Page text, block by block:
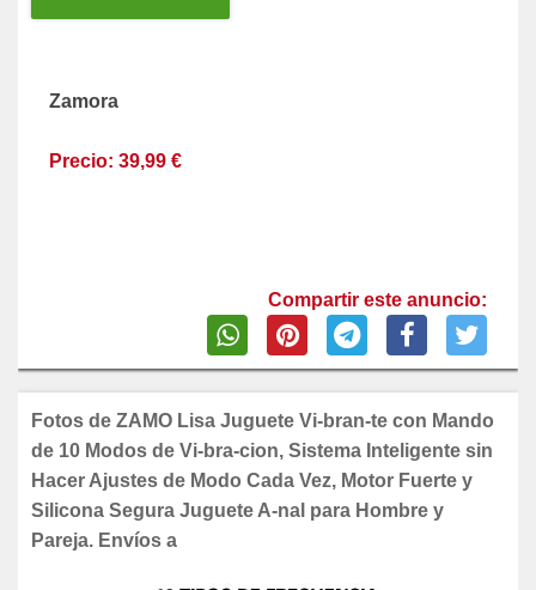
Zamora
Precio: 39,99 €
Compartir este anuncio:
Fotos de ZAMO Lisa Juguete Vi-bran-te con Mando
de 10 Modos de Vi-bra-cion, Sistema Inteligente sin
Hacer Ajustes de Modo Cada Vez, Motor Fuerte y
Silicona Segura Juguete A-nal para Hombre y
Pareja. Envíos a